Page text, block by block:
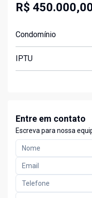
R$
Condomínio
IPTU
Entre em contato
Escreva para nossa